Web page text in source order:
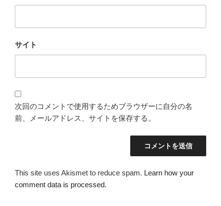
サイト
次回のコメントで使用するためブラウザーに自分の名
前、メールアドレス、サイトを保存する。
This site uses Akismet to reduce spam. Learn how your
comment data is processed.